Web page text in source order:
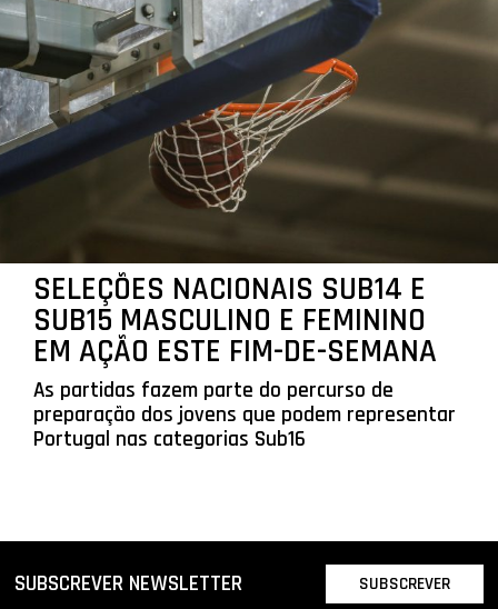
SELEÇÕES NACIONAIS SUB14 E
SUB15 MASCULINO E FEMININO
EM AÇÃO ESTE FIM-DE-SEMANA
As partidas fazem parte do percurso de
preparação dos jovens que podem representar
Portugal nas categorias Sub16
SUBSCREVER NEWSLETTER SUBSCREVER